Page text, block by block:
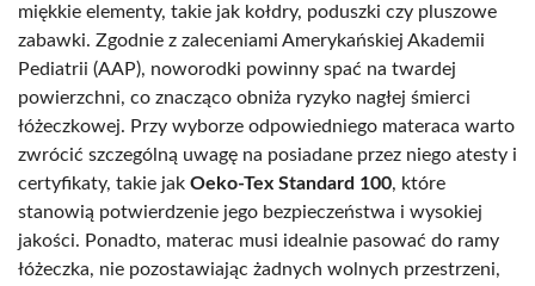
miękkie elementy, takie jak kołdry, poduszki czy pluszowe
zabawki. Zgodnie z zaleceniami Amerykańskiej Akademii
Pediatrii (AAP), noworodki powinny spać na twardej
powierzchni, co znacząco obniża ryzyko nagłej śmierci
łóżeczkowej. Przy wyborze odpowiedniego materaca warto
zwrócić szczególną uwagę na posiadane przez niego atesty i
certyfikaty, takie jak Oeko-Tex Standard 100, które
stanowią potwierdzenie jego bezpieczeństwa i wysokiej
jakości. Ponadto, materac musi idealnie pasować do ramy
łóżeczka, nie pozostawiając żadnych wolnych przestrzeni,